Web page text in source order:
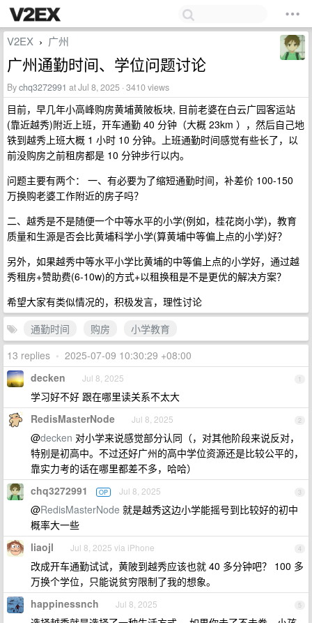
V2EX › 广州
广州通勤时间、学位问题讨论
Bychq3272991 at Jul 8, 2025 · 3410 views
目前，早几年小高峰购房黄埔黄陂板块, 目前老婆在白云广园客运站
(靠近越秀)附近上班，开车通勤 40 分钟（大概 23km ），然后自己地
铁到越秀上班大概 1 小时 10 分钟。上班通勤时间感觉有些长了，以
前没购房之前租房都是 10 分钟步行以内。
问题主要有两个： 一、有必要为了缩短通勤时间，补差价 100-150
万换购老婆工作附近的房子吗？
二、越秀是不是随便一个中等水平的小学(例如，桂花岗小学)，教育
质量和生源是否会比黄埔科学小学(算黄埔中等偏上点的小学)好？
另外，如果越秀中等水平小学比黄埔的中等偏上点的小学好，通过越
秀租房+赞助费(6-10w)的方式+以租换租是不是更优的解决方案？
希望大家有类似情况的，积极发言，理性讨论
通勤时间
购房
小学教育
13 replies • 2025-07-09 10:30:29 +08:00
1
decken Jul 8, 2025
学习好不好 跟在哪里读关系不太大
2
RedisMasterNode Jul 8, 2025
@decken 对小学来说感觉部分认同（，对其他阶段来说反对，
特别是初高中。不过还好广州的高中学位资源还是比较公平的，
靠实力考的话在哪里都差不多，哈哈）
3
chq3272991 OP Jul 8, 2025
@RedisMasterNode 就是越秀这边小学能摇号到比较好的初中
概率大一些
4
liaojl Jul 8, 2025 via iPhone
改成开车通勤试试，黄陂到越秀应该也就 40 多分钟吧？ 100 多
万换个学位，只能说贫穷限制了我的想象。
5
happinessnch Jul 8, 2025